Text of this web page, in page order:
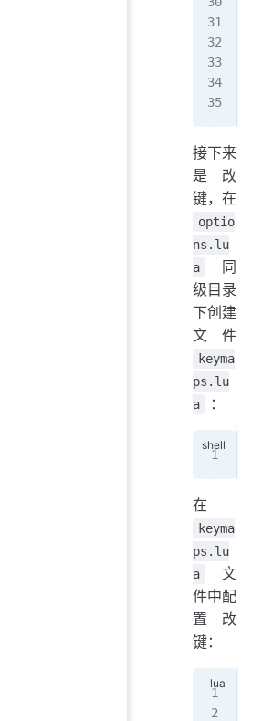
接下来
是改
键，在
optio
ns.lu
a
同
级目录
下创建
文件
keyma
ps.lu
a
：
在
keyma
ps.lu
a
文
件中配
置改
键：